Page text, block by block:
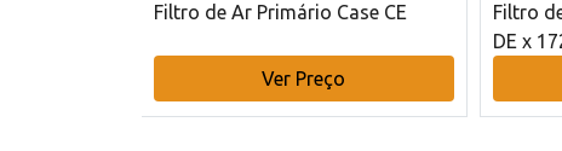
Filtro de Ar Primário Case CE
Ver Preço
Filtro
DE x